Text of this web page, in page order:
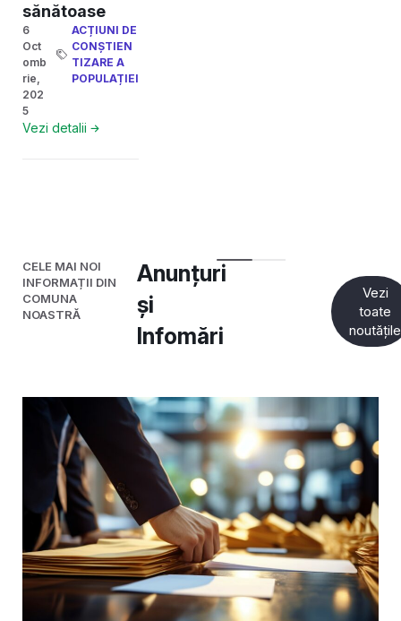
sănătoase
6
Oct
omb
rie,
202
5
ACȚIUNI DE
CONȘTIEN
TIZARE A
POPULAȚIEI
Vezi detalii
CELE MAI NOI
INFORMAȚII DIN
COMUNA
NOASTRĂ
Anunțuri
și
Infomări
Vezi
toate
noutățile